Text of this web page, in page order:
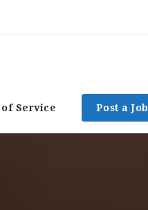
Service Post a Job